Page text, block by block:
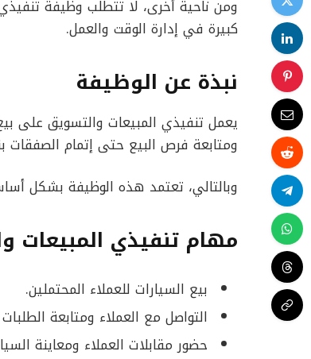
ومن ناحية أخرى، لا تتطلب وظيفة
كبيرة في إدارة الوقت والعمل.
نبذة عن الوظيفة
ومتابعة فرص البيع حتى إتمام الصفقات
وبالتالي، تعتمد هذه الوظيفة بشكل
مهام تنفيذي المبيعات
بيع السيارات للعملاء المحتملين.
التواصل مع العملاء ومتابعة
حضور مقابلات العملاء ومعاينة